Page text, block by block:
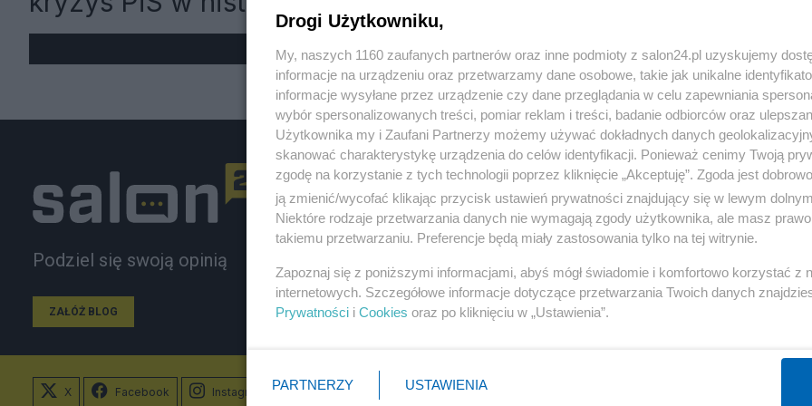
« WRÓĆ DO NOTKI
Podziel się swoją opinią
ZAŁÓŻ BLOG
Polityka
NATO
KO
Imigranci
PiS
Gospodarka
Centralny Port Komunikacyjny
Inwestycje
Podatki
Energetyka
X Facebook Instagram
Drogi Użytkowniku,
My, naszych 1160 zaufanych partnerów oraz inne podmioty z salon24.pl uzyskujemy
informacje na urządzeniu oraz przetwarzamy dane osobowe, takie jak unikalne
informacje wysyłane przez urządzenie czy dane przeglądania w celu zapewniania
wybór spersonalizowanych treści, pomiar reklam i treści, badanie odbiorców oraz
Użytkownika my i Zaufani Partnerzy możemy używać dokładnych danych
skanować charakterystykę urządzenia do celów identyfikacji. Ponieważ cenimy Twoją
zgodę na korzystanie z tych technologii poprzez kliknięcie „Akceptuję”. Zgoda jest
ją zmienić/wycofać klikając przycisk ustawień prywatności znajdujący się w lewym
Niektóre rodzaje przetwarzania danych nie wymagają zgody użytkownika, ale masz
takiemu przetwarzaniu. Preferencje będą miały zastosowania tylko na tej witrynie.
Zapoznaj się z poniższymi informacjami, abyś mógł świadomie i komfortowo korzystać z
internetowych. Szczegółowe informacje dotyczące przetwarzania Twoich danych
Prywatności i Cookies oraz po kliknięciu w „Ustawienia”.
PARTNERZY USTAWIENIA